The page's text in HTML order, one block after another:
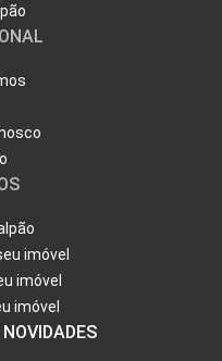
imóvel
imóvel
imóvel